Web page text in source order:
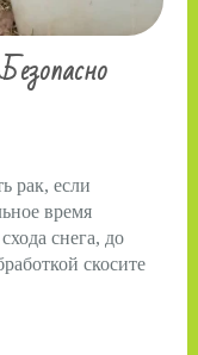
рак, если
время
снега, до
скосите